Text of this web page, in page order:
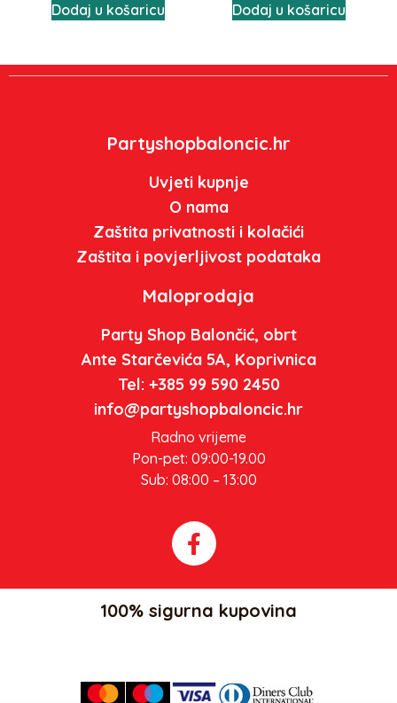
Dodaj u košaricu Dodaj u košaricu
Partyshopbaloncic.hr
Uvjeti kupnje
O nama
Zaštita privatnosti i kolačići
Zaštita i povjerljivost podataka
Maloprodaja
Party Shop Balončić, obrt
Ante Starčevića 5A, Koprivnica
Tel: +385 99 590 2450
info@partyshopbaloncic.hr
Radno vrijeme
Pon-pet: 09:00-19.00
Sub: 08:00 – 13:00
100% sigurna kupovina